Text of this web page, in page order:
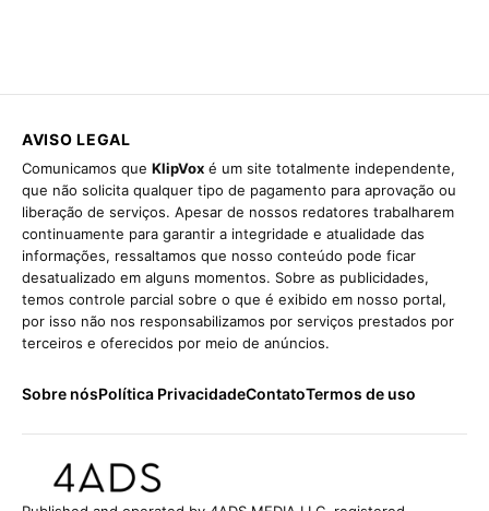
AVISO LEGAL
Comunicamos que KlipVox é um site totalmente independente,
que não solicita qualquer tipo de pagamento para aprovação ou
liberação de serviços. Apesar de nossos redatores trabalharem
continuamente para garantir a integridade e atualidade das
informações, ressaltamos que nosso conteúdo pode ficar
desatualizado em alguns momentos. Sobre as publicidades,
temos controle parcial sobre o que é exibido em nosso portal,
por isso não nos responsabilizamos por serviços prestados por
terceiros e oferecidos por meio de anúncios.
Sobre nósPolítica PrivacidadeContatoTermos de uso